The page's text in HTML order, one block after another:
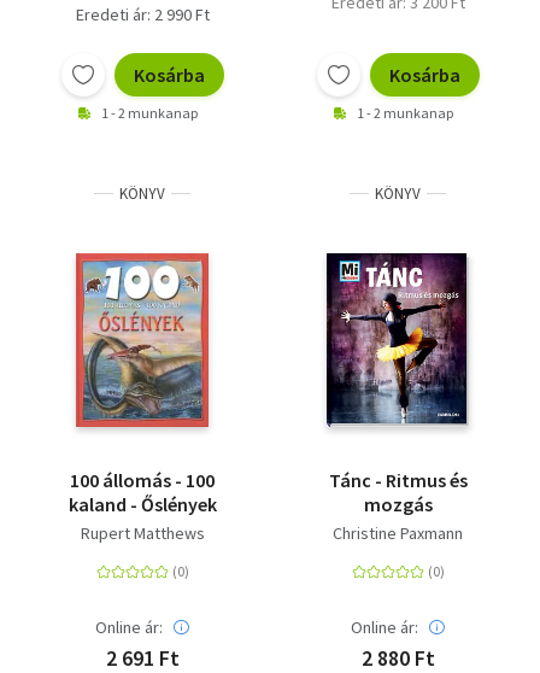
Eredeti ár: 2 990 Ft
Kosárba
1 - 2 munkanap
Kosárba
1 - 2 munkanap
KÖNYV
100 állomás - 100
kaland - Őslények
Rupert Matthews
Online ár:
2 691 Ft
KÖNYV
Tánc - Ritmus és
mozgás
Christine Paxmann
Online ár:
2 880 Ft